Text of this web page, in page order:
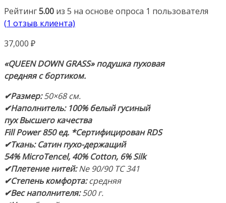
Рейтинг5.00 из 5 на основе опроса 1 пользователя
(1 отзыв клиента)
37,000 ₽
«QUEEN DOWN GRASS» подушка пуховая
средняяс бортиком.
✔Размер:50×68 см.
✔Наполнитель: 100% белый гусиный
пухВысшего качества
Fill Power 850 ед. *Сертифицирован RDS
✔Ткань: Сатин пухо-держащий
54% MicroTencel, 40% Cotton, 6% Silk
✔Плетение нитей:Ne 90/90 TC 341
✔Степень комфорта:средняя
✔Вес наполнителя:500 г.